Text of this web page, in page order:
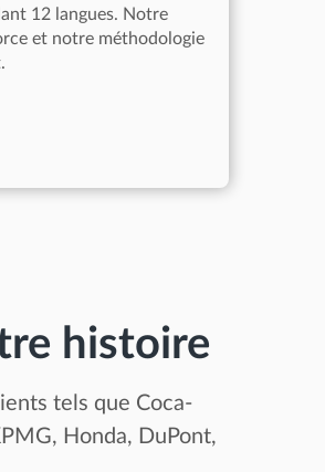
12 langues. Notre
et notre méthodologie
histoire
tels que Coca-
Honda, DuPont,